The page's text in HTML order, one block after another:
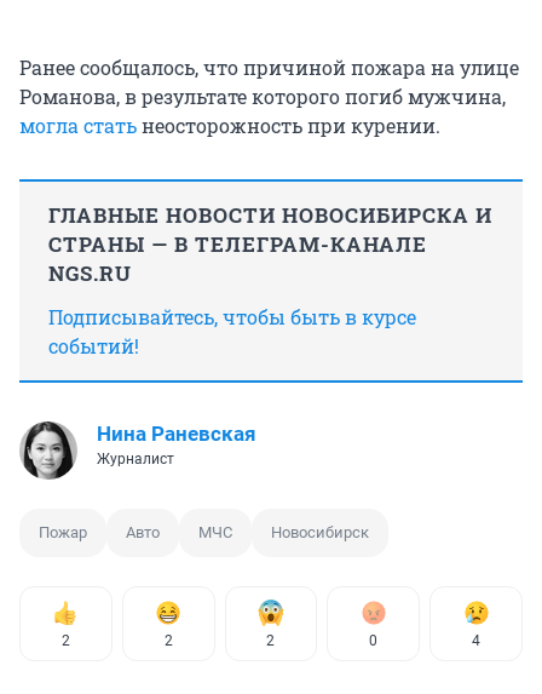
Ранее сообщалось, что причиной пожара на улице
Романова, в результате которого погиб мужчина,
могла статьнеосторожность при курении.
ГЛАВНЫЕ НОВОСТИ НОВОСИБИРСКА И
СТРАНЫ — В ТЕЛЕГРАМ-КАНАЛЕ
NGS.RU
Подписывайтесь, чтобы быть в курсе
событий!
Нина Раневская
Журналист
Пожар Авто МЧС Новосибирск
2 2 2 0 4